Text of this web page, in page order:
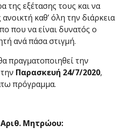
εξέτασης τους και να
καθ’ όλη την διάρκεια
που να είναι δυνατός ο
ανά πάσα στιγμή.
πραγματοποιηθεί την
Παρασκευή 24/7/2020,
πρόγραμμα.
Αριθ. Μητρώου: